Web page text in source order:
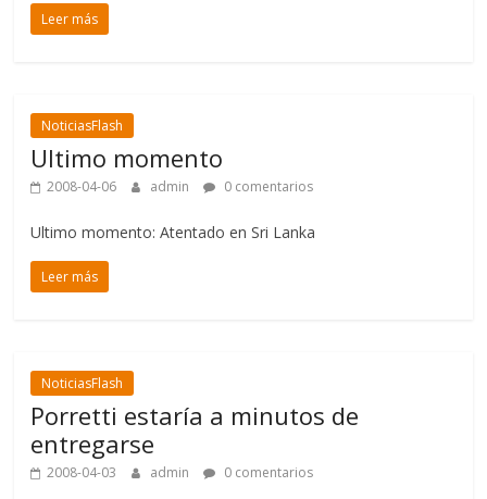
Leer más
NoticiasFlash
Ultimo momento
2008-04-06 admin 0 comentarios
Ultimo momento: Atentado en Sri Lanka
Leer más
NoticiasFlash
Porretti estaría a minutos de
entregarse
2008-04-03 admin 0 comentarios